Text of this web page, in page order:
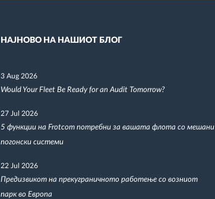
НАЈНОВО НА НАШИОТ БЛОГ
3 Aug 2026
Would Your Fleet Be Ready for an Audit Tomorrow?
27 Jul 2026
5 функции на Frotcom потребни за вашата флота со мешани
погонски системи
22 Jul 2026
Предизвикот на прекуграничното работење со возниот
парк во Европа